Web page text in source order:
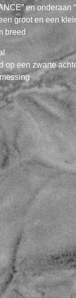
en onderaan
groot en een
breed
op een zwarte